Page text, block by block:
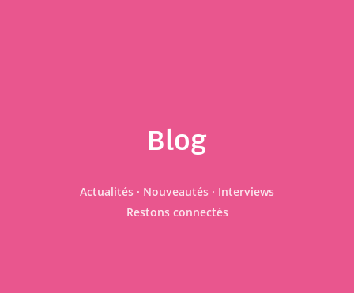
Blog
Actualités · Nouveautés · Interviews
Restons connectés